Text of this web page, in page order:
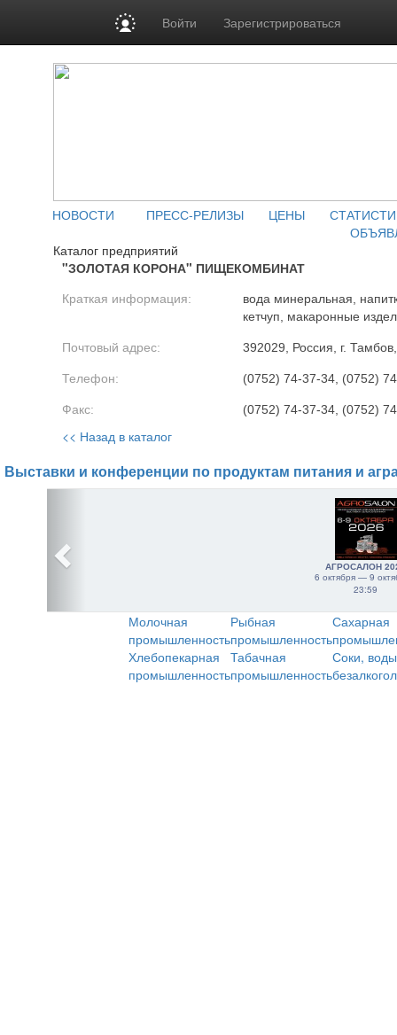
Войти Зарегистрироваться
НОВОСТИ ПРЕСС-РЕЛИЗЫ ЦЕНЫ
Каталог предприятий
"ЗОЛОТАЯ КОРОНА" ПИЩЕКОМБИНАТ
Краткая информация:
вода минеральная,
кетчуп, макаронные
Почтовый адрес: 392029, Россия, г.
Телефон: (0752) 74-37-34, (0752)
Факс: (0752) 74-37-34, (0752)
<< Назад в каталог
Выставки и конференции по продуктам питания и
АГРОСАЛОН
6 октября — 9
23:59
Молочная
промышленность
Рыбная
промышленность
Сахарная
Хлебопекарная
промышленность
Табачная
промышленность
Соки,